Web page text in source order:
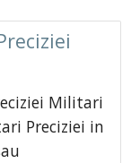
Militari
Preciziei in